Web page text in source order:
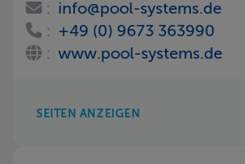
: info@pool-systems.de
: +49 (0) 9673 363990
: www.pool-systems.de
SEITEN ANZEIGEN